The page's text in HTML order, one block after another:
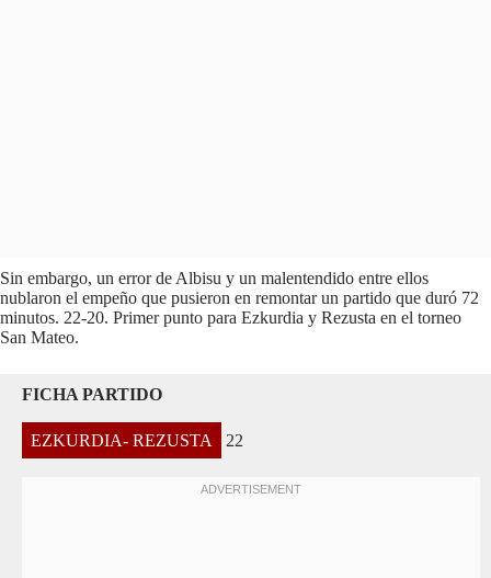
Sin embargo, un error de Albisu y un malentendido entre ellos
nublaron el empeño que pusieron en remontar un partido que duró 72
minutos. 22-20. Primer punto para Ezkurdia y Rezusta en el torneo
San Mateo.
FICHA PARTIDO
EZKURDIA- REZUSTA 22